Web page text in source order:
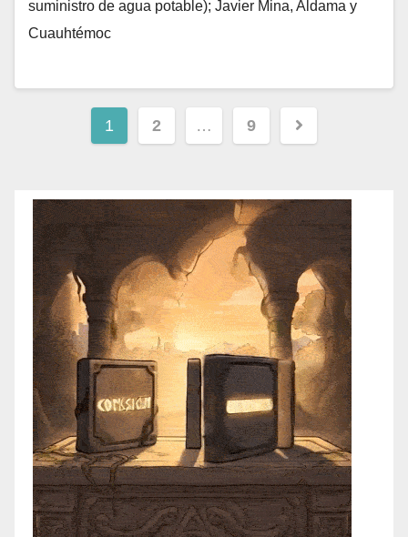
suministro de agua potable); Javier Mina, Aldama y
Cuauhtémoc
1 2 … 9